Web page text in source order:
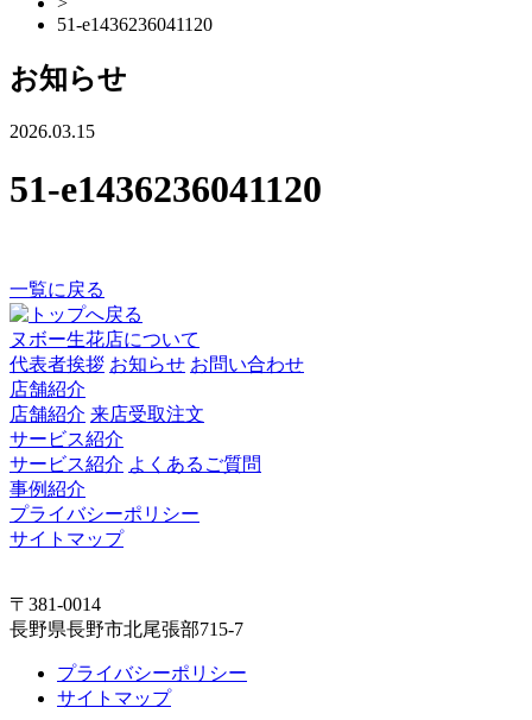
51-e1436236041120
お知らせ
2026.03.15
51-e1436236041120
一覧に戻る
ヌボー生花店について
代表者挨拶 お知らせ お問い合わせ
店舗紹介
店舗紹介 来店受取注文
サービス紹介
サービス紹介 よくあるご質問
事例紹介
プライバシーポリシー
サイトマップ
〒381-0014
長野県長野市北尾張部715-7
プライバシーポリシー
サイトマップ